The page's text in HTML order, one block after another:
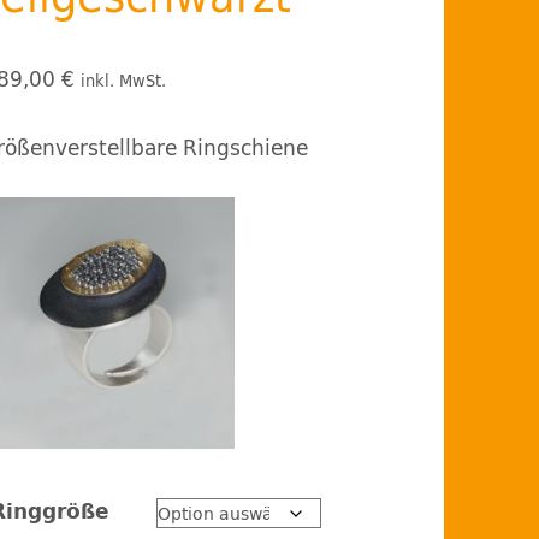
€ inkl. MwSt.
Ringschiene